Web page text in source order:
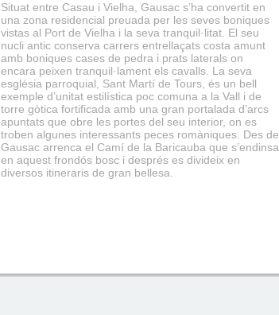
Situat entre Casau i Vielha, Gausac s’ha convertit en
una zona residencial preuada per les seves boniques
vistas al Port de Vielha i la seva tranquil·litat. El seu
nucli antic conserva carrers entrellaçats costa amunt
amb boniques cases de pedra i prats laterals on
encara peixen tranquil·lament els cavalls. La seva
església parroquial, Sant Martí de Tours, és un bell
exemple d’unitat estilística poc comuna a la Vall i de
torre gòtica fortificada amb una gran portalada d’arcs
apuntats que obre les portes del seu interior, on es
troben algunes interessants peces romàniques. Des de
Gausac arrenca el Camí de la Baricauba que s’endinsa
en aquest frondós bosc i després es divideix en
diversos itineraris de gran bellesa.